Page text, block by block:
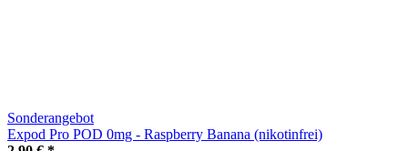
Sonderangebot
Expod Pro POD 0mg - Raspberry Banana (nikotinfrei)